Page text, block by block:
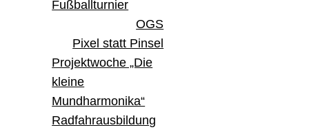
Fußballturnier
OGS
Pixel statt Pinsel
Projektwoche „Die
kleine
Mundharmonika“
Radfahrausbildung